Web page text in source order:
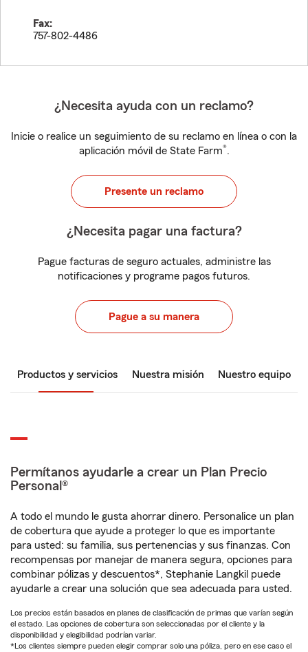
Fax:
757-802-4486
¿Necesita ayuda con un reclamo?
Inicie o realice un seguimiento de su reclamo en línea o con la
aplicación móvil de State Farm®.
Presente un reclamo
¿Necesita pagar una factura?
Pague facturas de seguro actuales, administre las
notificaciones y programe pagos futuros.
Pague a su manera
Productos y servicios Nuestra misión Nuestro equipo
Permítanos ayudarle a crear un Plan Precio
Personal®
A todo el mundo le gusta ahorrar dinero. Personalice un plan
de cobertura que ayude a proteger lo que es importante
para usted: su familia, sus pertenencias y sus finanzas. Con
recompensas por manejar de manera segura, opciones para
combinar pólizas y descuentos*, Stephanie Langkil puede
ayudarle a crear una solución que sea adecuada para usted.
Los precios están basados en planes de clasificación de primas que varían según
el estado. Las opciones de cobertura son seleccionadas por el cliente y la
disponibilidad y elegibilidad podrían variar.
*Los clientes siempre pueden elegir comprar solo una póliza, pero en ese caso el